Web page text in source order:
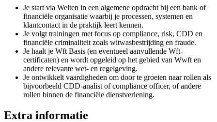
Je start via Welten in een algemene opdracht bij een bank of
financiële organisatie waarbij je processen, systemen en
klantcontact in de praktijk leert kennen.
Je volgt trainingen met focus op compliance, risk, CDD en
financiële criminaliteit zoals witwasbestrijding en fraude.
Je haalt je Wft Basis (en eventueel aanvullende Wft-
certificaten) en wordt opgeleid op het gebied van Wwft en
andere relevante wet- en regelgeving.
Je ontwikkelt vaardigheden om door te groeien naar rollen als
bijvoorbeeld CDD-analist of compliance officer, of andere
rollen binnen de financiële dienstverlening.
Extra informatie